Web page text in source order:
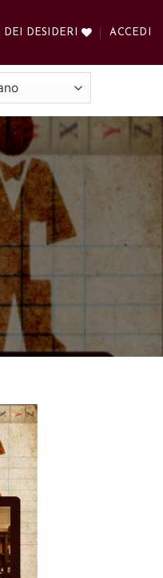
DEI DESIDERI ACCEDI